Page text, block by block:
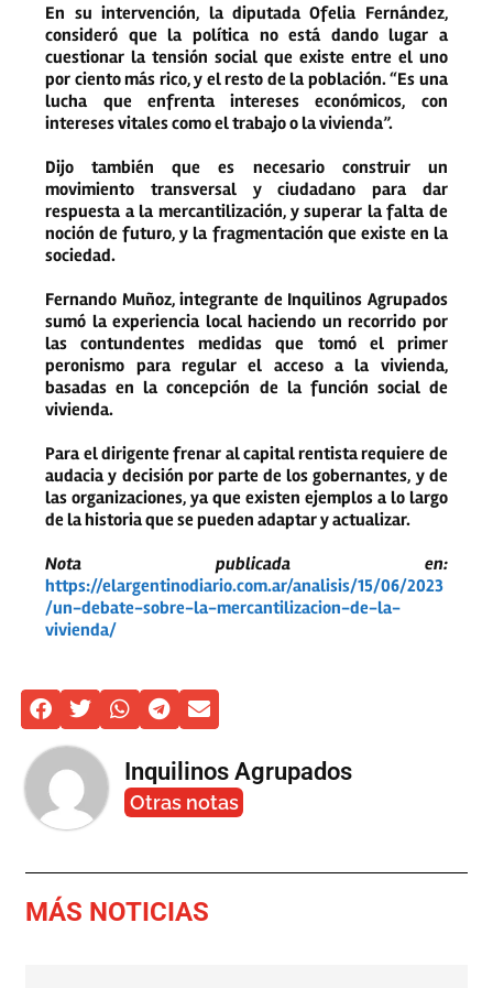
En su intervención, la diputada Ofelia Fernández,
consideró que la política no está dando lugar a
cuestionar la tensión social que existe entre el uno
por ciento más rico, y el resto de la población. “Es una
lucha que enfrenta intereses económicos, con
intereses vitales como el trabajo o la vivienda”.
Dijo también que es necesario construir un
movimiento transversal y ciudadano para dar
respuesta a la mercantilización, y superar la falta de
noción de futuro, y la fragmentación que existe en la
sociedad.
Fernando Muñoz, integrante de Inquilinos Agrupados
sumó la experiencia local haciendo un recorrido por
las contundentes medidas que tomó el primer
peronismo para regular el acceso a la vivienda,
basadas en la concepción de la función social de
vivienda.
Para el dirigente frenar al capital rentista requiere de
audacia y decisión por parte de los gobernantes, y de
las organizaciones, ya que existen ejemplos a lo largo
de la historia que se pueden adaptar y actualizar.
Nota publicada en:
https://elargentinodiario.com.ar/analisis/15/06/2023
/un-debate-sobre-la-mercantilizacion-de-la-
vivienda/
Inquilinos Agrupados
Otras notas
MÁS NOTICIAS